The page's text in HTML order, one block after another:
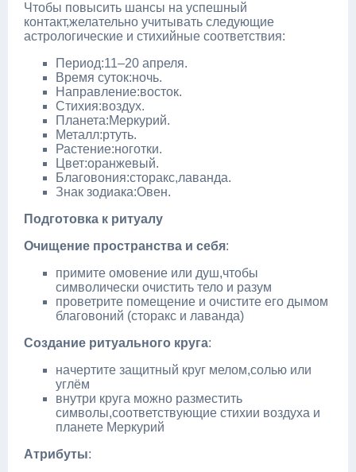
Чтобы повысить шансы на успешный
контакт,желательно учитывать следующие
астрологические и стихийные соответствия:
Период:11–20 апреля.
Время суток:ночь.
Направление:восток.
Стихия:воздух.
Планета:Меркурий.
Металл:ртуть.
Растение:ноготки.
Цвет:оранжевый.
Благовония:сторакс,лаванда.
Знак зодиака:Овен.
Подготовка к ритуалу
Очищение пространства и себя:
примите омовение или душ,чтобы
символически очистить тело и разум
проветрите помещение и очистите его дымом
благовоний (сторакс и лаванда)
Создание ритуального круга:
начертите защитный круг мелом,солью или
углём
внутри круга можно разместить
символы,соответствующие стихии воздуха и
планете Меркурий
Атрибуты: